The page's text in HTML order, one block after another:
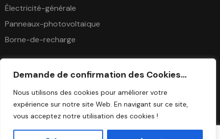
Demande de confirmation des Cookies...
Nous utilisons des cookies pour améliorer votre
expérience sur notre site Web. En navigant sur ce site,
vous acceptez notre utilisation des cookies !
Électricité-générale
Panneaux-photovoltaïque
Borne-de-recharge